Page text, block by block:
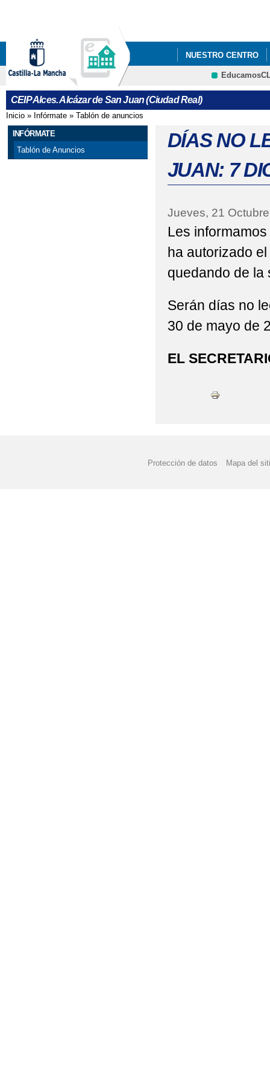
NUESTRO CENTRO
BECAS DE LIBROS
FACEBOOK-
CEIP Alces. Alcázar de San Juan (Ciudad Real)
Se encuentra usted aquí
Inicio » Infórmate » Tablón de anuncios
INFÓRMATE
Tablón de Anuncios
DÍAS NO
JUAN: 7
Jueves, 21
Les
ha autorizado
quedando de la
Serán días no
30 de mayo de
EL
Protección de datos Mapa del